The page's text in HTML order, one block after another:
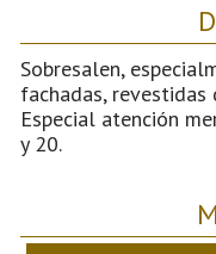
Sobresalen,
fachadas,
Especial atención
y 20.